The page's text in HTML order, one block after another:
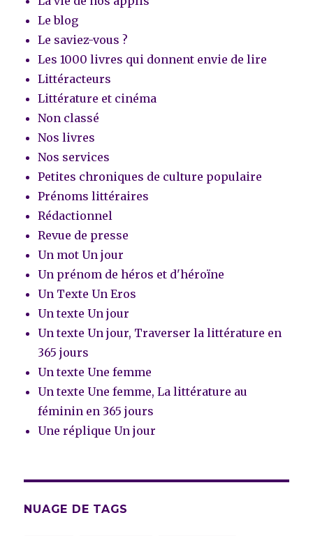
Le blog
Le saviez-vous ?
Les 1000 livres qui donnent envie de lire
Littéracteurs
Littérature et cinéma
Non classé
Nos livres
Nos services
Petites chroniques de culture populaire
Prénoms littéraires
Rédactionnel
Revue de presse
Un mot Un jour
Un prénom de héros et d'héroïne
Un Texte Un Eros
Un texte Un jour
Un texte Un jour, Traverser la littérature en
365 jours
Un texte Une femme
Un texte Une femme, La littérature au
féminin en 365 jours
Une réplique Un jour
NUAGE DE TAGS